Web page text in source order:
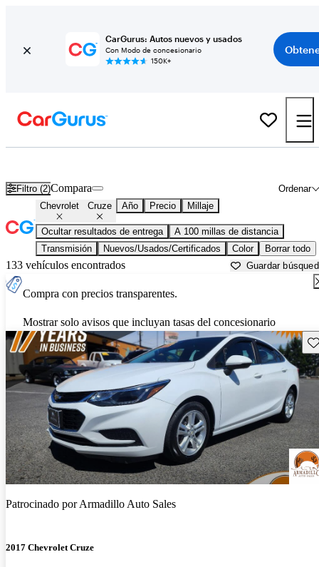
CarGurus: Autos nuevos y usados
Con Modo de concesionario
150K+
Filtro (2) Ordenar
Compara
Chevrolet Cruze Año Precio Millaje
Ocultar resultados de entrega
A 100 millas de distancia
Transmisión
Nuevos/Usados/Certificados Color Borrar todo
133 vehículos encontrados Guardar
Compra con precios transparentes.
Mostrar solo avisos que incluyan tasas del concesionario
Patrocinado porArmadillo Auto Sales
2017 Chevrolet Cruze